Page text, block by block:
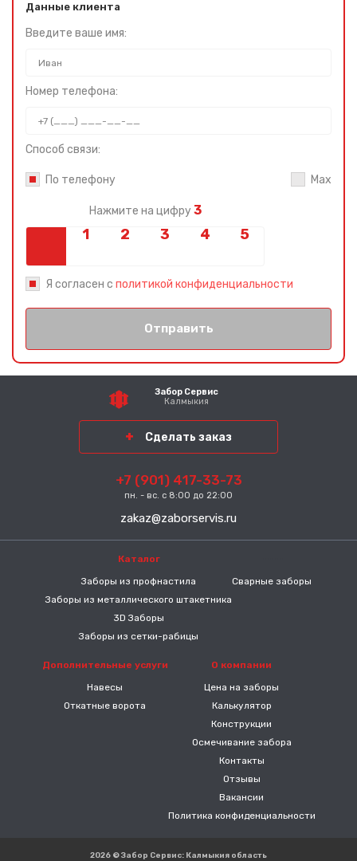
Данные клиента
Введите ваше имя:
Номер телефона:
Способ связи:
По телефону Max
Нажмите на цифру 3
Я согласен с политикой конфиденциальности
Отправить
Забор Сервис
Калмыкия
Сделать заказ
+7 (901) 417-33-73
пн. - вс. с 8:00 до 22:00
zakaz@zaborservis.ru
Каталог
Заборы из профнастила
Заборы из металлического штакетника
3D Заборы
Заборы из сетки-рабицы
Сварные заборы
Дополнительные услуги
Навесы
Откатные ворота
О компании
Цена на заборы
Калькулятор
Конструкции
Осмечивание забора
Контакты
Отзывы
Вакансии
Политика конфиденциальности
2026 © Забор Сервис: Калмыкия область